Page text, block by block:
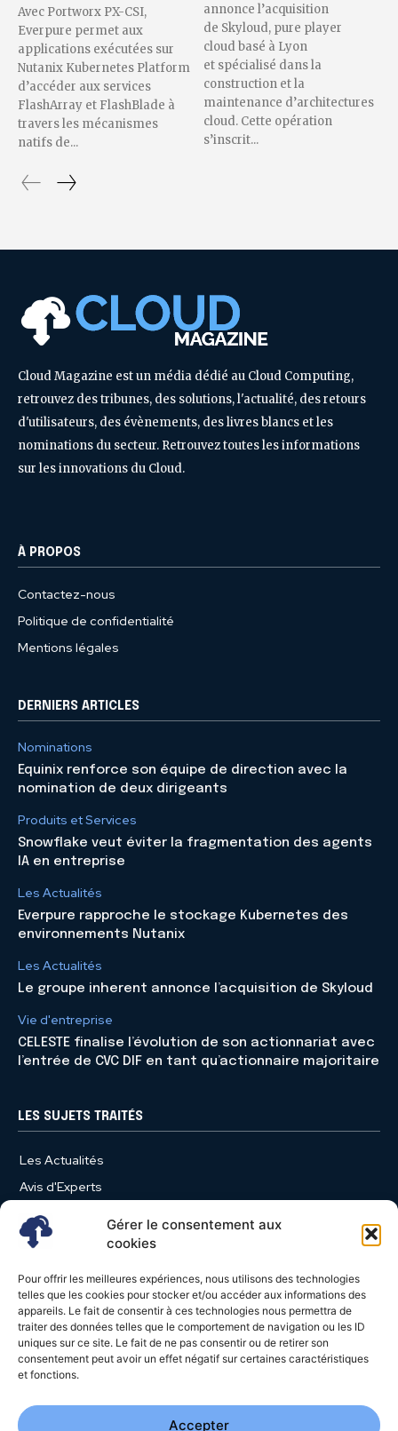
Gérer le consentement aux
cookies
Pour offrir les meilleures expériences, nous utilisons des technologies
telles que les cookies pour stocker et/ou accéder aux informations des
appareils. Le fait de consentir à ces technologies nous permettra de
traiter des données telles que le comportement de navigation ou les ID
uniques sur ce site. Le fait de ne pas consentir ou de retirer son
consentement peut avoir un effet négatif sur certaines caractéristiques
et fonctions.
Accepter
Avec Portworx PX-CSI,
Everpure permet aux
applications exécutées sur
Nutanix Kubernetes Platform
d’accéder aux services
FlashArray et FlashBlade à
travers les mécanismes
natifs de...
annonce l’acquisition
de Skyloud, pure player
cloud basé à Lyon
et spécialisé dans la
construction et la
maintenance d’architectures
cloud. Cette opération
s’inscrit...
Cloud Magazine est un média dédié au Cloud Computing,
retrouvez des tribunes, des solutions, l'actualité, des retours
d'utilisateurs, des évènements, des livres blancs et les
nominations du secteur. Retrouvez toutes les informations
sur les innovations du Cloud.
À PROPOS
Contactez-nous
Politique de confidentialité
Mentions légales
DERNIERS ARTICLES
Nominations
Equinix renforce son équipe de direction avec la
nomination de deux dirigeants
Produits et Services
Snowflake veut éviter la fragmentation des agents
IA en entreprise
Les Actualités
Everpure rapproche le stockage Kubernetes des
environnements Nutanix
Les Actualités
Le groupe inherent annonce l’acquisition de Skyloud
Vie d'entreprise
CELESTE finalise l’évolution de son actionnariat avec
l’entrée de CVC DIF en tant qu’actionnaire majoritaire
LES SUJETS TRAITÉS
Les Actualités
Avis d'Experts
Produits et Services
Vie d'entreprise
Nominations
Études
Évènements
Video News